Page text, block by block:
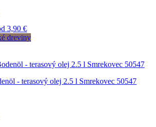
3,90 €
dreviny
- terasový olej 2.5 l Smrekovec 50547